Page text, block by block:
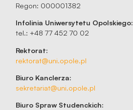
Regon: 000001382
Infolinia Uniwersytetu Opolskiego:
tel.: +48 77 452 70 02
Rektorat:
rektorat@uni.opole.pl
Biuro Kanclerza:
sekretariat@uni.opole.pl
Biuro Spraw Studenckich: